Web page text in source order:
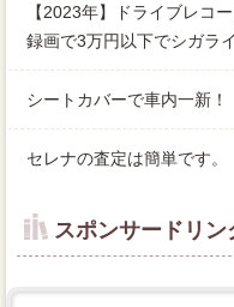
【2023年】ドライブレコ
録画で3万円以下でシガラ
シートカバーで車内一新！
セレナの査定は簡単です。
スポンサードリン